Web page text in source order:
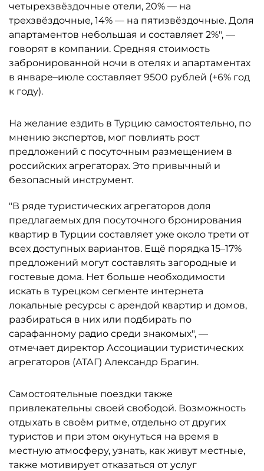
четырехзвёздочные отели, 20% — на
трехзвёздочные, 14% — на пятизвёздочные. Доля
апартаментов небольшая и составляет 2%", —
говорят в компании. Средняя стоимость
забронированной ночи в отелях и апартаментах
в январе–июле составляет 9500 рублей (+6% год
к году).
На желание ездить в Турцию самостоятельно, по
мнению экспертов, мог повлиять рост
предложений с посуточным размещением в
российских агрегаторах. Это привычный и
безопасный инструмент.
"В ряде туристических агрегаторов доля
предлагаемых для посуточного бронирования
квартир в Турции составляет уже около трети от
всех доступных вариантов. Ещё порядка 15–17%
предложений могут составлять загородные и
гостевые дома. Нет больше необходимости
искать в турецком сегменте интернета
локальные ресурсы с арендой квартир и домов,
разбираться в них или подбирать по
сарафанному радио среди знакомых", —
отмечает директор Ассоциации туристических
агрегаторов (АТАГ) Александр Брагин.
Самостоятельные поездки также
привлекательны своей свободой. Возможность
отдыхать в своём ритме, отдельно от других
туристов и при этом окунуться на время в
местную атмосферу, узнать, как живут местные,
также мотивирует отказаться от услуг